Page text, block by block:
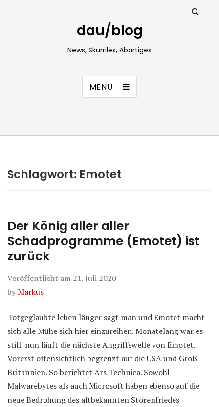
dau/blog
News, Skurriles, Abartiges
MENÜ
Schlagwort: Emotet
Der König aller aller
Schadprogramme (Emotet) ist
zurück
Veröffentlicht am 21. Juli 2020
byMarkus
Totgeglaubte leben länger sagt man und Emotet macht
sich alle Mühe sich hier einzureihen. Monatelang war es
still, nun läuft die nächste Angriffswelle von Emotet.
Vorerst offensichtlich begrenzt auf die USA und Groß
Britannien. So berichtet Ars Technica. Sowohl
Malwarebytes als auch Microsoft haben ebenso auf die
neue Bedrohung des altbekannten Störenfriedes